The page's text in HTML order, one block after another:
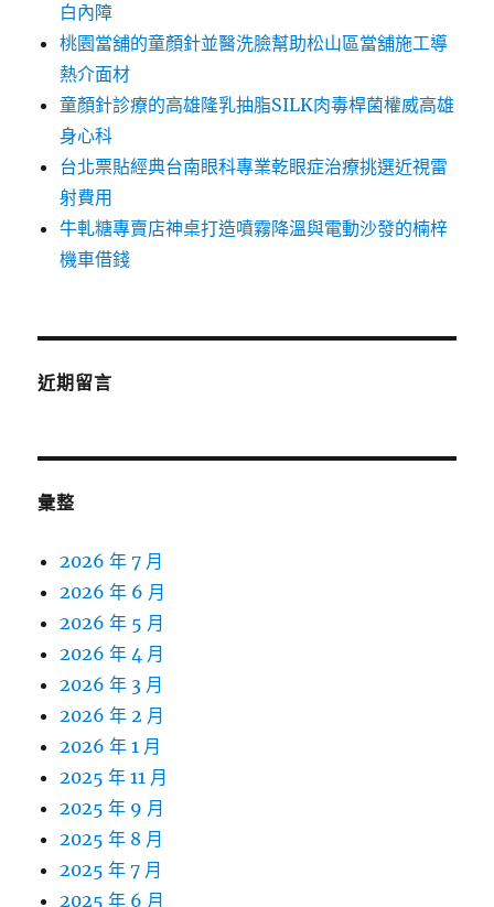
白內障
桃園當舖的童顏針並醫洗臉幫助松山區當舖施工導
熱介面材
童顏針診療的高雄隆乳抽脂SILK肉毒桿菌權威高雄
身心科
台北票貼經典台南眼科專業乾眼症治療挑選近視雷
射費用
牛軋糖專賣店神桌打造噴霧降溫與電動沙發的楠梓
機車借錢
近期留言
彙整
2026 年 7 月
2026 年 6 月
2026 年 5 月
2026 年 4 月
2026 年 3 月
2026 年 2 月
2026 年 1 月
2025 年 11 月
2025 年 9 月
2025 年 8 月
2025 年 7 月
2025 年 6 月